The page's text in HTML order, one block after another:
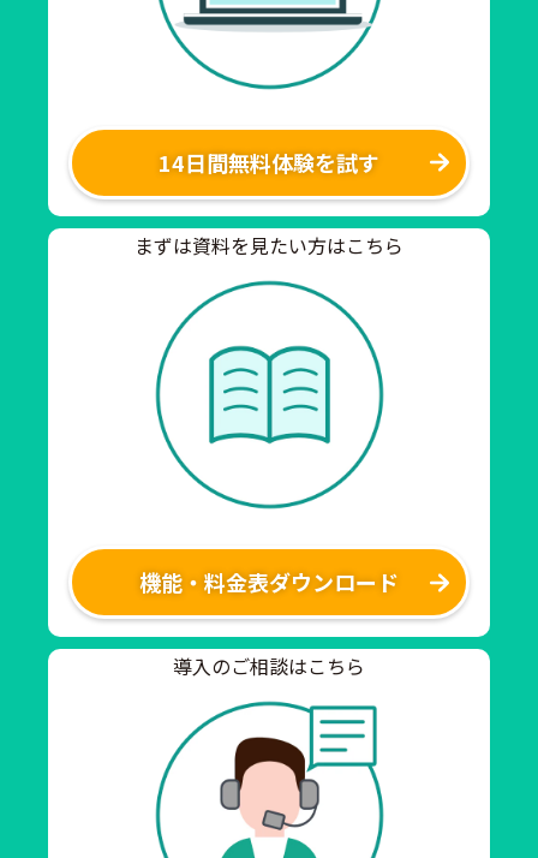
14日間無料体験を試す
まずは資料を見たい方はこちら
機能・料金表ダウンロード
導入のご相談はこちら